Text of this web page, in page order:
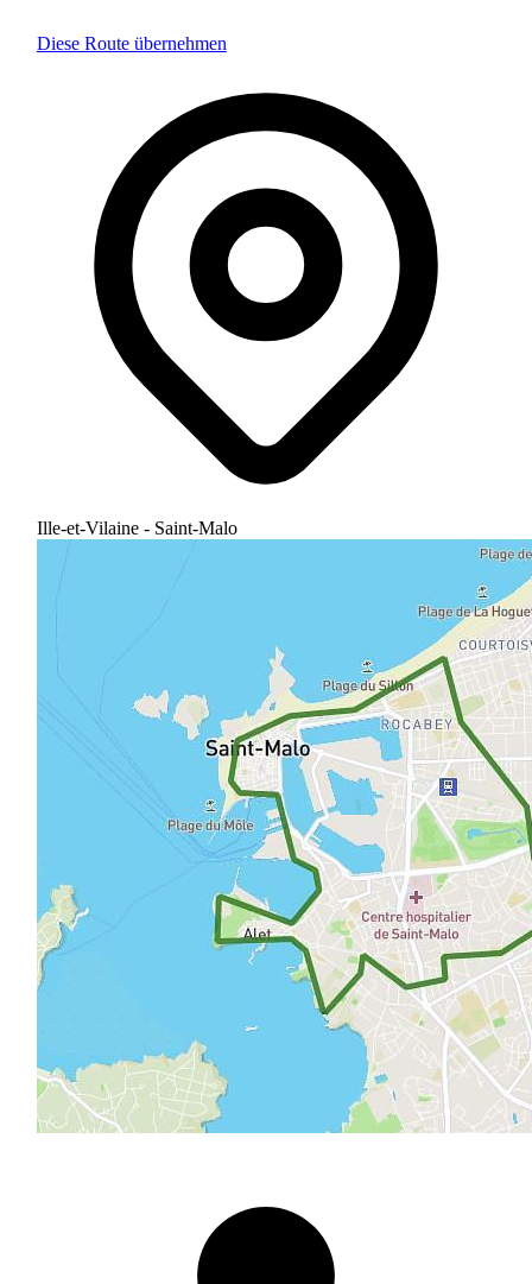
Diese Route übernehmen
Ille-et-Vilaine - Saint-Malo